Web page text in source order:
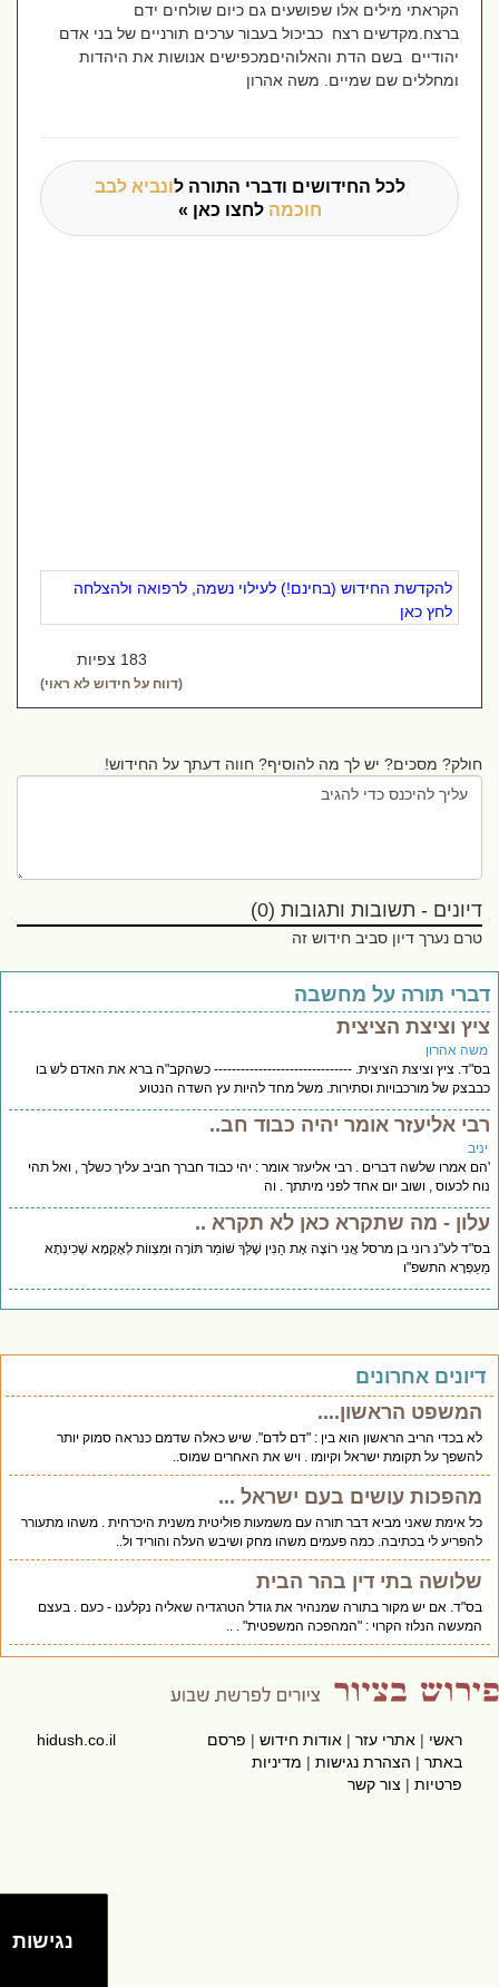
הקראתי מילים אלו שפושעים גם כיום שולחים ידם
ברצח.מקדשים רצח כביכול בעבור ערכים תורניים של בני אדם
יהודיים בשם הדת והאלוהיםמכפישים אנושות את היהדות
ומחללים שם שמיים. משה אהרון
לכל החידושים ודברי התורה לונביא לבב
חוכמהלחצו כאן »
להקדשת החידוש (בחינם!) לעילוי נשמה, לרפואה ולהצלחה
לחץ כאן
183 צפיות
(דווח על חידוש לא ראוי)
חולק? מסכים? יש לך מה להוסיף? חווה דעתך על החידוש!
דיונים - תשובות ותגובות (0)
טרם נערך דיון סביב חידוש זה
תורה על מחשבה
וציצת הציצית
אהרון
ציץ וציצת הציצית. ------------------------------- כשהקב"ה ברא את האדם לש בו
של מורכבויות וסתירות. משל מחד להיות עץ השדה הנטוע
אליעזר אומר יהיה כבוד חב..
אמרו שלשה דברים . רבי אליעזר אומר : יהי כבוד חברך חביב עליך כשלך , ואל תהי
לכעוס , ושוב יום אחד לפני מיתתך . וה
- מה שתקרא כאן לא תקרא ..
לע"נ רוני בן מרסל אֲנִי רוֹצֶה אֶת הַנִּין שֶׁלְּךָ שׁוֹמֵר תּוֹרָה וּמִצְווֹת לְאָקָמָא שְׁכִינְתָא
התשפ"ו
אחרונים
המשפט הראשון....
לא בכדי הריב הראשון הוא בין : "דם לדם". שיש כאלה שדמם כנראה סמוק יותר
להשפך על תקומת ישראל וקיומו . ויש את האחרים שמוס..
מהפכות עושים בעם ישראל ...
כל אימת שאני מביא דבר תורה עם משמעות פוליטית משנית היכרחית . משהו מתעורר
להפריע לי בכתיבה. כמה פעמים משהו מחק ושיבש העלה והוריד ול..
שלושה בתי דין בהר הבית
בס"ד. אם יש מקור בתורה שמנהיר את גודל הטרגדיה שאליה נקלענו - כעם . בעצם
המעשה הנלוז הקרוי : "המהפכה המשפטית" . ..
ראשי|אתרי עזר|אודות חידוש|פרסם
באתר|הצהרת נגישות|מדיניות
פרטיות|צור קשר
hidush.co.il
נגישות